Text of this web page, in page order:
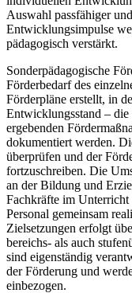
Auswahl passfähiger
Entwicklungsimpulse
pädagogisch verstärkt.
Sonderpädagogische
Förderbedarf des
Förderpläne erstellt, in
Entwicklungsstand –
ergebenden
dokumentiert werden.
überprüfen und der
fortzuschreiben. Die
an der Bildung und
Fachkräfte im Unterricht
Personal gemeinsam
Zielsetzungen erfolgt
bereichs- als auch
sind eigenständig
der Förderung und
einbezogen.